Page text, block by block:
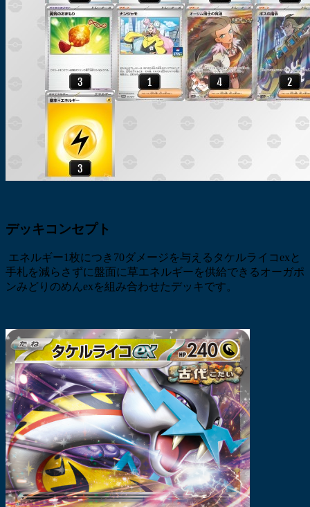
デッキコンセプト
エネルギー1枚につき70ダメージを与えるタケルライコexと
手札を減らさずに盤面に草エネルギーを供給できるオーガポ
ンみどりのめんexを組み合わせたデッキです。